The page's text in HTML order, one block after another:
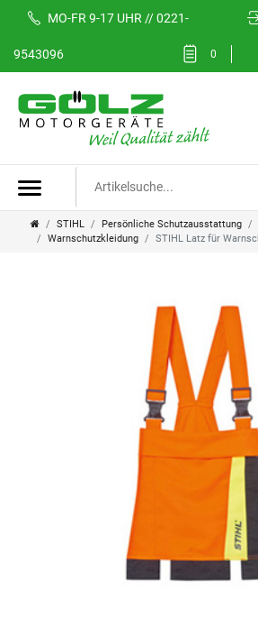
MO-FR 9-17 UHR // 0221-
9543096 0
STIHL Persönliche Schutzausstattung
Warnschutzkleidung
STIHL Latz für